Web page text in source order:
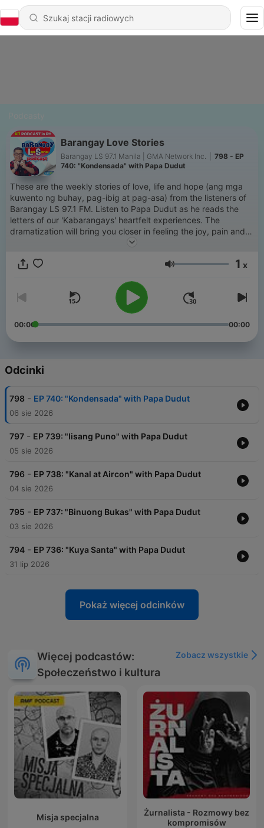
Barangay Love Stories
Barangay LS 97.1 Manila | GMA Network Inc.
798 - EP
740: "Kondensada" with Papa Dudut
These are the weekly stories of love, life and hope (ang mga
kuwento ng buhay, pag-ibig at pag-asa) from the listeners of
Barangay LS 97.1 FM. Listen to Papa Dudut as he reads the
letters of our 'Kabarangays' heartfelt experiences. The
dramatization will bring you closer in feeling the joy, pain and
everything in between of love & life. Siguradong relate-much
Philippines.
Głośność 1 x
00:00 00:00
Odcinki
798 - EP 740: "Kondensada" with Papa Dudut
06 sie 2026
797 - EP 739: "Iisang Puno" with Papa Dudut
05 sie 2026
796 - EP 738: "Kanal at Aircon" with Papa Dudut
04 sie 2026
795 - EP 737: "Binuong Bukas" with Papa Dudut
03 sie 2026
794 - EP 736: "Kuya Santa" with Papa Dudut
31 lip 2026
Pokaż więcej odcinków
Więcej podcastów:
Społeczeństwo i kultura
Zobacz wszystkie
Misja specjalna
Żurnalista - Rozmowy bez
kompromisów